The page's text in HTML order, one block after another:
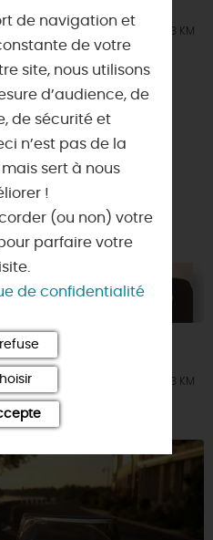
BRAYE À 3 KM
BRAYE À 3 KM
de navigation et
de votre
site, nous utilisons
d’audience, de
de sécurité et
n’est pas de la
sert à nous
!
(ou non) votre
parfaire votre
de confidentialité